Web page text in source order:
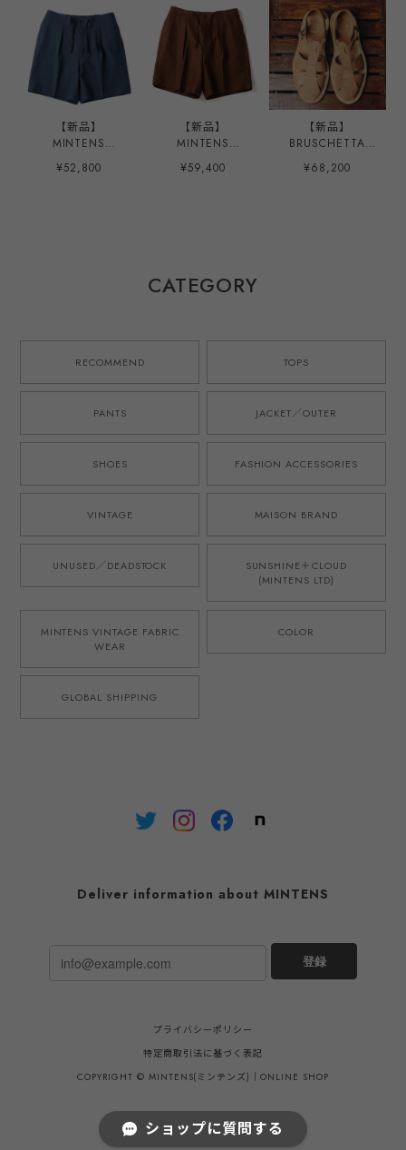
【新品】
MINTENS
Vintage made in
ENGLAND Fabric
ブルー 日本製 ゴ
ムウエスト ウール
ブランド M-52モ
W31~33・実寸
W34~36
¥52,800
【新品】
MINTENS
SPENCE BRYSON
Irish Linen made
／ スペンスブライ
を使用したタック
本製 ゴムウエスト
寸W34~36
¥59,400
【新品】
BRUSCHETTA
SHOES MINTES
限定モデル
¥68,200
CATEGORY
RECOMMEND TOPS
PANTS JACKET／OUTER
SHOES FASHION ACCESSORIES
VINTAGE MAISON BRAND
UNUSED／DEADSTOCK
SUNSHINE＋CLOUD
(MINTENS LTD)
MINTENS VINTAGE FABRIC
WEAR
COLOR
GLOBAL SHIPPING
Deliver information about MINTENS
登録
プライバシーポリシー
特定商取引法に基づく表記
COPYRIGHT © MINTENS(ミンテンズ)｜ONLINE SHOP
ショップに質問する